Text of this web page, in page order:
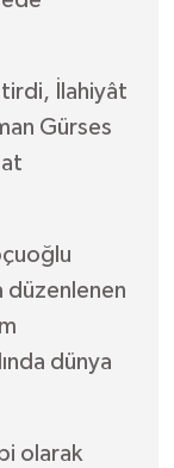
İlahiyât
Gürses
düzenlenen
dünya
olarak